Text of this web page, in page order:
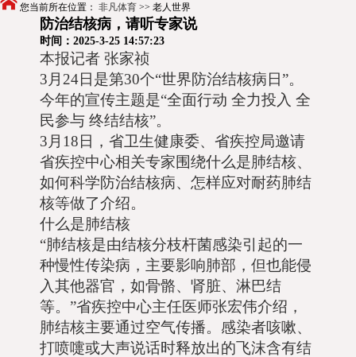
您当前所在位置： 非凡体育 >> 老人世界
防治结核病，请听专家说
时间：2025-3-25 14:57:23
本报记者 张家祯
3月24日是第30个“世界防治结核病日”。
今年的宣传主题是“全面行动 全力投入 全
民参与 终结结核”。
3月18日，省卫生健康委、省疾控局邀请
省疾控中心相关专家围绕什么是肺结核、
如何科学防治结核病、怎样应对耐药肺结
核等做了介绍。
什么是肺结核
“肺结核是由结核分枝杆菌感染引起的一
种慢性传染病，主要影响肺部，但也能侵
入其他器官，如骨骼、肾脏、淋巴结
等。”省疾控中心主任医师张宏伟介绍，
肺结核主要通过空气传播。感染者咳嗽、
打喷嚏或大声说话时释放出的飞沫含有结